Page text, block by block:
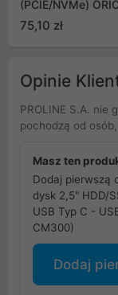
(PCIE/NVMe)
C 3.2 gen.2
75,10 zł
Opinie
PROLINE S.A. nie
pochodzą od
Masz ten
Dodaj pierwszą
dysk 2,5" HDD/
USB Typ C -
CM300)
Dodaj